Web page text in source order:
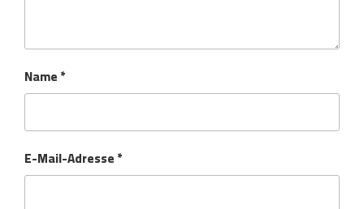
Name*
E-Mail-Adresse*